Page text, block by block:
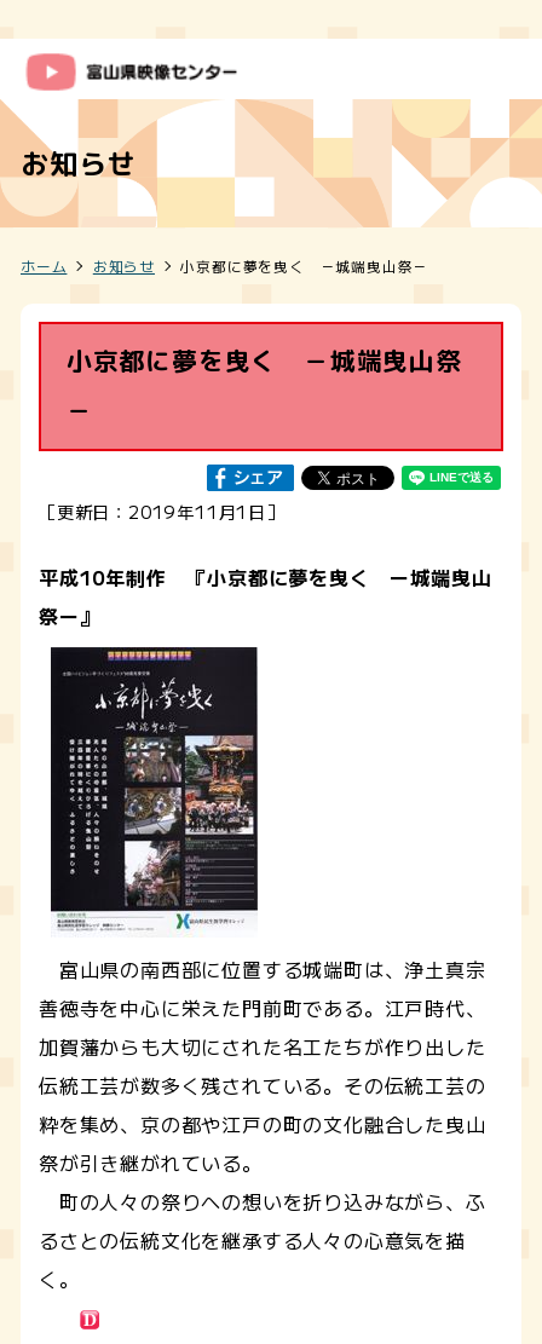
お知らせ
ホーム お知らせ 小京都に夢を曳く －城端曳山祭－
小京都に夢を曳く －城端曳山祭
－
［更新日：2019年11月1日］
平成10年制作 『小京都に夢を曳く ー城端曳山
祭ー』
富山県の南西部に位置する城端町は、浄土真宗
善徳寺を中心に栄えた門前町である。江戸時代、
加賀藩からも大切にされた名工たちが作り出した
伝統工芸が数多く残されている。その伝統工芸の
粋を集め、京の都や江戸の町の文化融合した曳山
祭が引き継がれている。
町の人々の祭りへの想いを折り込みながら、ふ
るさとの伝統文化を継承する人々の心意気を描
く。